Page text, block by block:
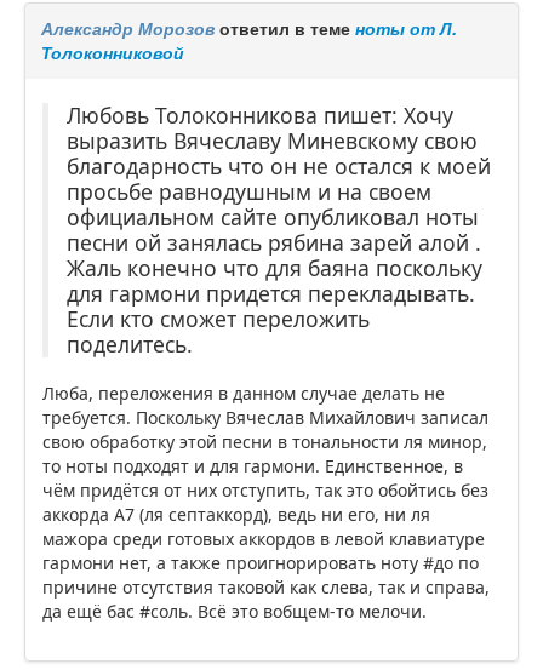
Александр Морозов ответил в теме ноты от Л.
Толоконниковой
Любовь Толоконникова пишет: Хочу
выразить Вячеславу Миневскому свою
благодарность что он не остался к моей
просьбе равнодушным и на своем
официальном сайте опубликовал ноты
песни ой занялась рябина зарей алой .
Жаль конечно что для баяна поскольку
для гармони придется перекладывать.
Если кто сможет переложить
поделитесь.
Люба, переложения в данном случае делать не
требуется. Поскольку Вячеслав Михайлович записал
свою обработку этой песни в тональности ля минор,
то ноты подходят и для гармони. Единственное, в
чём придётся от них отступить, так это обойтись без
аккорда A7 (ля септаккорд), ведь ни его, ни ля
мажора среди готовых аккордов в левой клавиатуре
гармони нет, а также проигнорировать ноту #до по
причине отсутствия таковой как слева, так и справа,
да ещё бас #соль. Всё это вобщем-то мелочи.